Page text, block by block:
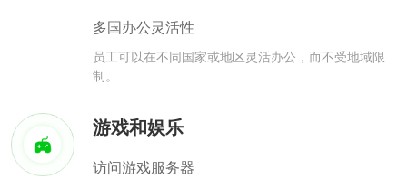
多国办公灵活性
员工可以在不同国家或地区灵活办公，而不受地域限
制。
游戏和娱乐
访问游戏服务器